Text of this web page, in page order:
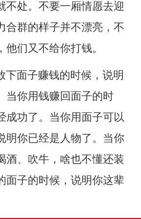
不处。不要一厢情愿去迎
合群的样子并不漂亮，不
他们又不给你打钱。
下面子赚钱的时候，说明
当你用钱赚回面子的时
成功了。当你用面子可以
明你已经是人物了。当你
酒、吹牛，啥也不懂还装
面子的时候，说明你这辈